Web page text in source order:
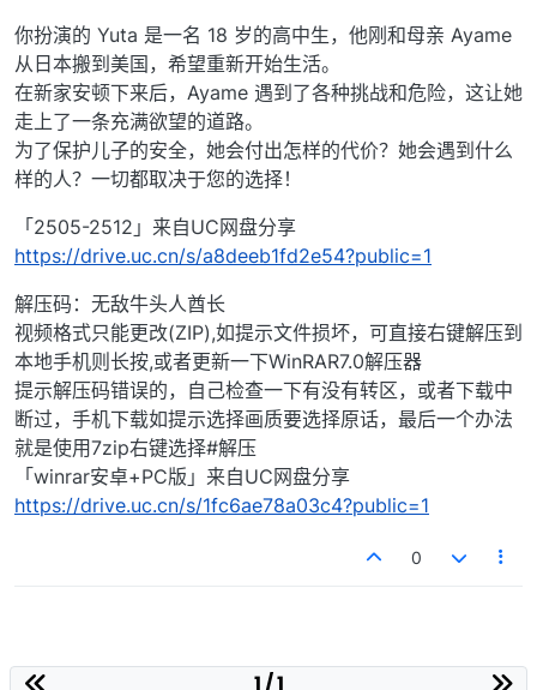
你扮演的 Yuta 是一名 18 岁的高中生，他刚和母亲 Ayame
从日本搬到美国，希望重新开始生活。
在新家安顿下来后，Ayame 遇到了各种挑战和危险，这让她
走上了一条充满欲望的道路。
为了保护儿子的安全，她会付出怎样的代价？她会遇到什么
样的人？一切都取决于您的选择！
「2505-2512」来自UC网盘分享
https://drive.uc.cn/s/a8deeb1fd2e54?public=1
解压码：无敌牛头人酋长
视频格式只能更改(ZIP),如提示文件损坏，可直接右键解压到
本地手机则长按,或者更新一下WinRAR7.0解压器
提示解压码错误的，自己检查一下有没有转区，或者下载中
断过，手机下载如提示选择画质要选择原话，最后一个办法
就是使用7zip右键选择#解压
「winrar安卓+PC版」来自UC网盘分享
https://drive.uc.cn/s/1fc6ae78a03c4?public=1
0
1 / 1